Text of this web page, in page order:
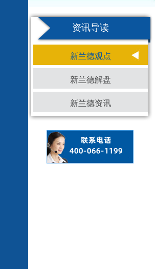
资讯导读
新兰德观点
新兰德解盘
新兰德资讯